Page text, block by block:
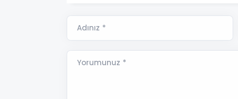
Adınız *
Yorumunuz *